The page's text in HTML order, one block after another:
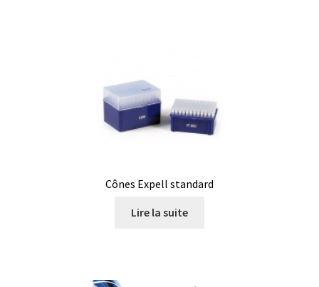
Appareils de laboratoire
Armoires antidéflagrantes EXCônes Expell standard
Lire la suite